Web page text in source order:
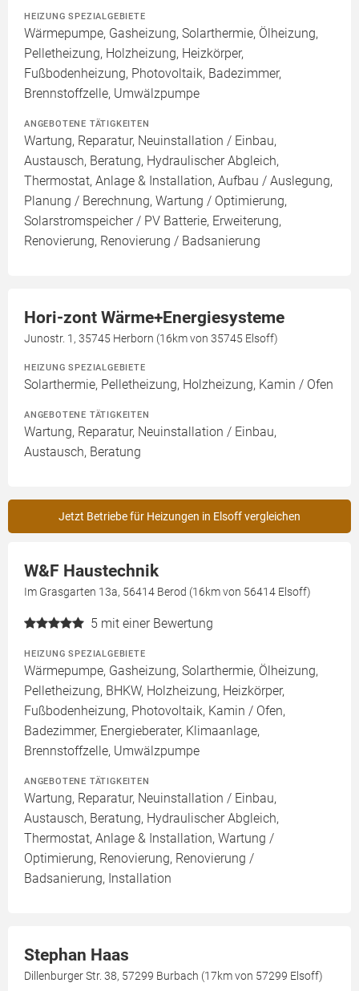
HEIZUNG SPEZIALGEBIETE
Wärmepumpe, Gasheizung, Solarthermie, Ölheizung,
Pelletheizung, Holzheizung, Heizkörper,
Fußbodenheizung, Photovoltaik, Badezimmer,
Brennstoffzelle, Umwälzpumpe
ANGEBOTENE TÄTIGKEITEN
Wartung, Reparatur, Neuinstallation / Einbau,
Austausch, Beratung, Hydraulischer Abgleich,
Thermostat, Anlage & Installation, Aufbau / Auslegung,
Planung / Berechnung, Wartung / Optimierung,
Solarstromspeicher / PV Batterie, Erweiterung,
Renovierung, Renovierung / Badsanierung
Hori-zont Wärme+Energiesysteme
Junostr. 1, 35745 Herborn (16km von 35745 Elsoff)
HEIZUNG SPEZIALGEBIETE
Solarthermie, Pelletheizung, Holzheizung, Kamin / Ofen
ANGEBOTENE TÄTIGKEITEN
Wartung, Reparatur, Neuinstallation / Einbau,
Austausch, Beratung
Jetzt Betriebe für Heizungen in Elsoff vergleichen
W&F Haustechnik
Im Grasgarten 13a, 56414 Berod (16km von 56414 Elsoff)
5 mit einer Bewertung
HEIZUNG SPEZIALGEBIETE
Wärmepumpe, Gasheizung, Solarthermie, Ölheizung,
Pelletheizung, BHKW, Holzheizung, Heizkörper,
Fußbodenheizung, Photovoltaik, Kamin / Ofen,
Badezimmer, Energieberater, Klimaanlage,
Brennstoffzelle, Umwälzpumpe
ANGEBOTENE TÄTIGKEITEN
Wartung, Reparatur, Neuinstallation / Einbau,
Austausch, Beratung, Hydraulischer Abgleich,
Thermostat, Anlage & Installation, Wartung /
Optimierung, Renovierung, Renovierung /
Badsanierung, Installation
Stephan Haas
Dillenburger Str. 38, 57299 Burbach (17km von 57299 Elsoff)